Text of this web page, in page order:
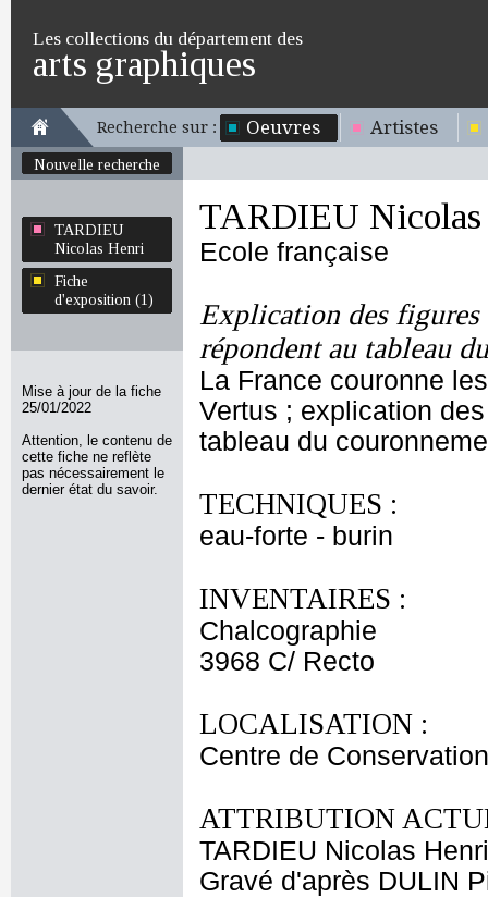
Les collections du département des
arts graphiques
Recherche sur : Oeuvres Artistes
Nouvelle recherche
TARDIEU
Nicolas Henri
Fiche
d'exposition (1)
Mise à jour de la fiche
25/01/2022
Attention, le contenu de
cette fiche ne reflète
pas nécessairement le
dernier état du savoir.
TARDIEU
Ecole française
Explication des
répondent au tableau
La France couronne
Vertus ; explication
tableau du
TECHNIQUES :
eau-forte - burin
INVENTAIRES :
Chalcographie
3968 C/ Recto
LOCALISATION :
Centre de
ATTRIBUTION
TARDIEU Nicolas Henri
Gravé d'après DULIN